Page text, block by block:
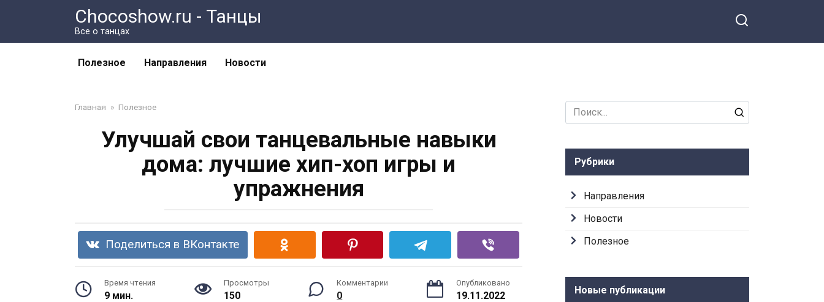
Chocoshow.ru - Танцы
Все о танцах
Полезное Направления Новости
Главная » Полезное
Улучшай свои танцевальные навыки
дома: лучшие хип-хоп игры и
упражнения
Поделиться в ВКонтакте
Время чтения
9 мин.
Просмотры
150
Комментарии
0
Опубликовано
19.11.2022
Search
for:
Рубрики
Направления
Новости
Полезное
Новые публикации